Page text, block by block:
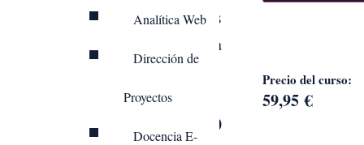
servicios y programas
trabajar de forma
segura en la red.
DURACIÓN: 50
Precio del curso:
59,95€
Analítica Web
Dirección de
Proyectos
Docencia E-